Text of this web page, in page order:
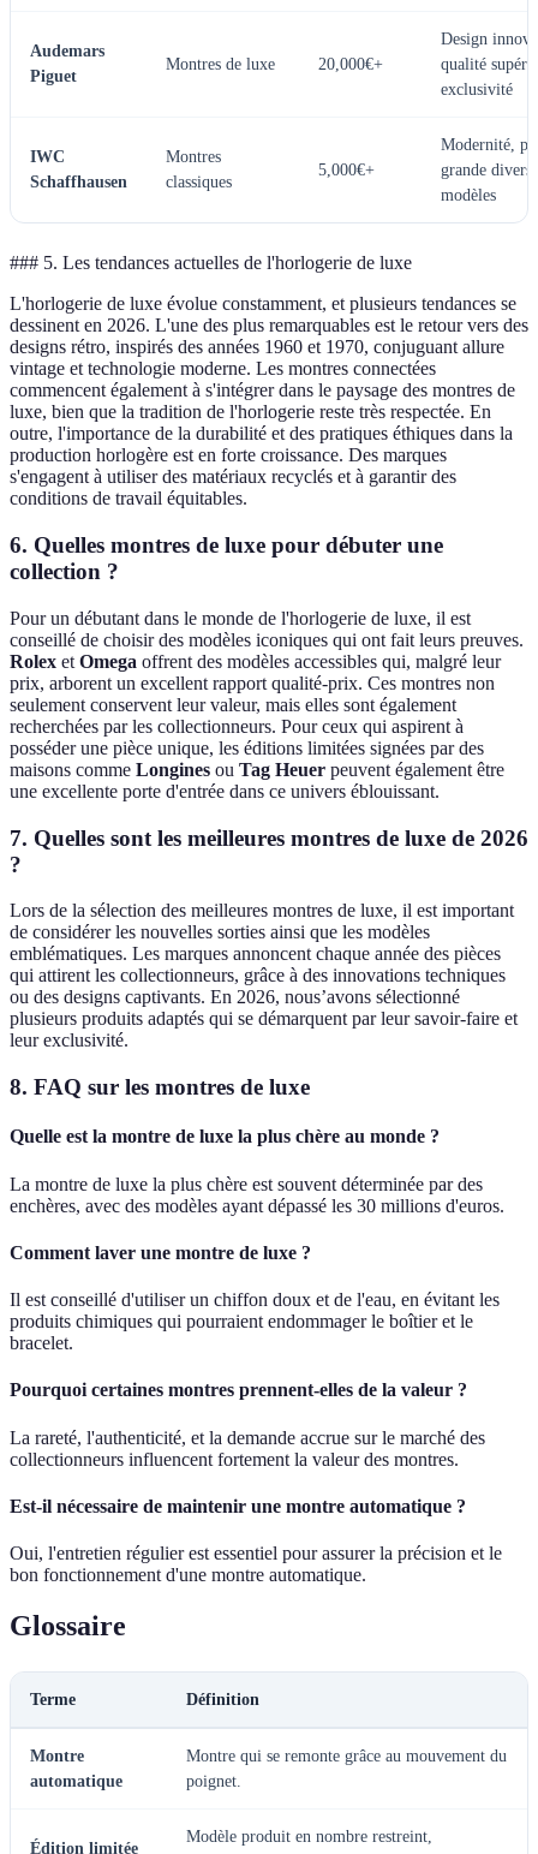
Audemars
Piguet
Montres de luxe 20,000€+
Design
qualité
exclusivité
IWC
Schaffhausen
Montres
classiques
5,000€+
Modernité,
grande
modèles
### 5. Les tendances actuelles de l'horlogerie de luxe
L'horlogerie de luxe évolue constamment, et plusieurs tendances se
dessinent en 2026. L'une des plus remarquables est le retour vers des
designs rétro, inspirés des années 1960 et 1970, conjuguant allure
vintage et technologie moderne. Les montres connectées
commencent également à s'intégrer dans le paysage des montres de
luxe, bien que la tradition de l'horlogerie reste très respectée. En
outre, l'importance de la durabilité et des pratiques éthiques dans la
production horlogère est en forte croissance. Des marques
s'engagent à utiliser des matériaux recyclés et à garantir des
conditions de travail équitables.
6. Quelles montres de luxe pour débuter une
collection ?
Pour un débutant dans le monde de l'horlogerie de luxe, il est
conseillé de choisir des modèles iconiques qui ont fait leurs preuves.
Rolex et Omega offrent des modèles accessibles qui, malgré leur
prix, arborent un excellent rapport qualité-prix. Ces montres non
seulement conservent leur valeur, mais elles sont également
recherchées par les collectionneurs. Pour ceux qui aspirent à
posséder une pièce unique, les éditions limitées signées par des
maisons comme Longines ou Tag Heuer peuvent également être
une excellente porte d'entrée dans ce univers éblouissant.
7. Quelles sont les meilleures montres de luxe de 2026
?
Lors de la sélection des meilleures montres de luxe, il est important
de considérer les nouvelles sorties ainsi que les modèles
emblématiques. Les marques annoncent chaque année des pièces
qui attirent les collectionneurs, grâce à des innovations techniques
ou des designs captivants. En 2026, nous’avons sélectionné
plusieurs produits adaptés qui se démarquent par leur savoir-faire et
leur exclusivité.
8. FAQ sur les montres de luxe
Quelle est la montre de luxe la plus chère au monde ?
La montre de luxe la plus chère est souvent déterminée par des
enchères, avec des modèles ayant dépassé les 30 millions d'euros.
Comment laver une montre de luxe ?
Il est conseillé d'utiliser un chiffon doux et de l'eau, en évitant les
produits chimiques qui pourraient endommager le boîtier et le
bracelet.
Pourquoi certaines montres prennent-elles de la valeur ?
La rareté, l'authenticité, et la demande accrue sur le marché des
collectionneurs influencent fortement la valeur des montres.
Est-il nécessaire de maintenir une montre automatique ?
Oui, l'entretien régulier est essentiel pour assurer la précision et le
bon fonctionnement d'une montre automatique.
Glossaire
Terme Définition
Montre
automatique
Montre qui se remonte grâce au mouvement du
poignet.
Édition limitée
Modèle produit en nombre restreint,